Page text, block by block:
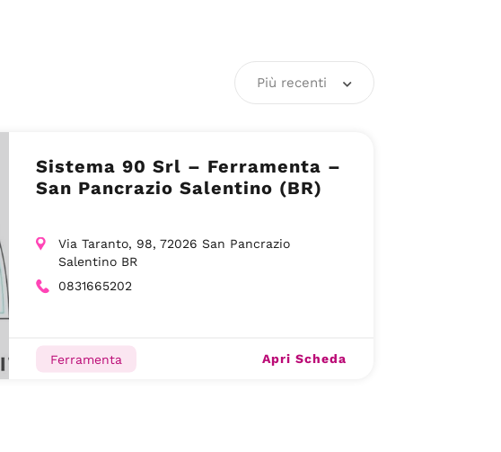
Più recenti
Sistema 90 Srl – Ferramenta –
San Pancrazio Salentino (BR)
Via Taranto, 98, 72026 San Pancrazio
Salentino BR
0831665202
Ferramenta Apri Scheda